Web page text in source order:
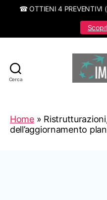
☎ OTTIENI 4 PREVENTIVI
Cerca
Home»
dell’aggiornamento